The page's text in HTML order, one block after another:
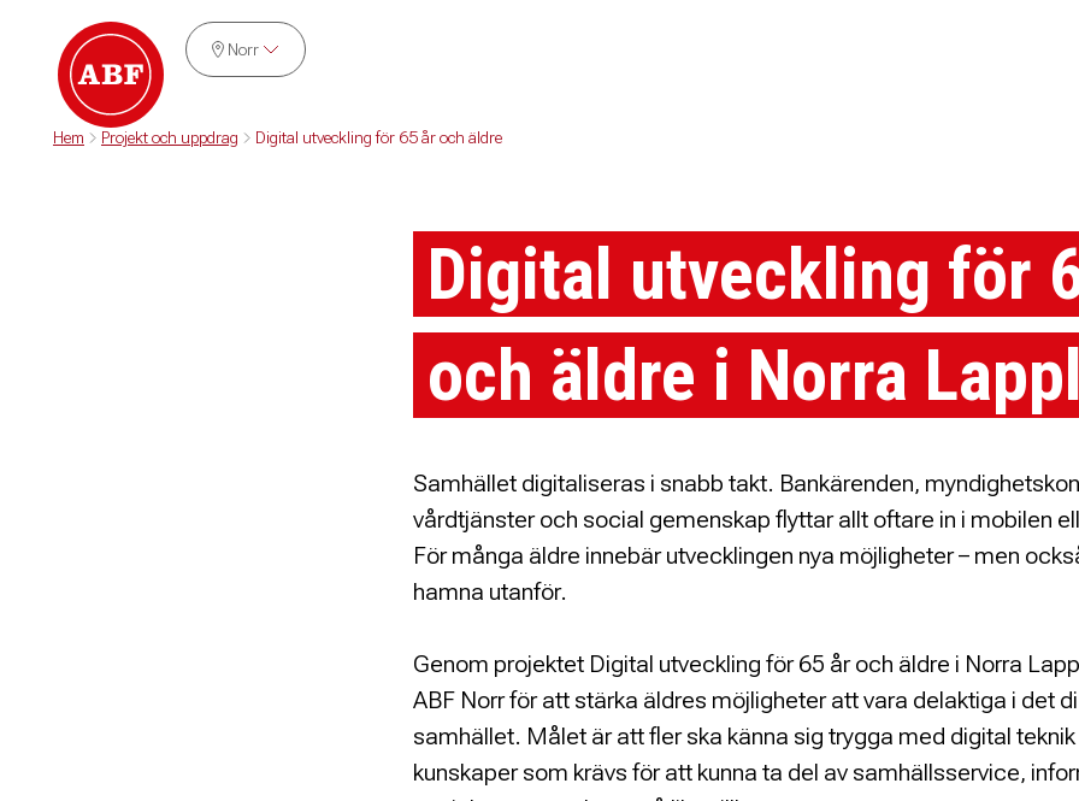
Norr
Hem Projekt och uppdrag Digital utveckling för 65 år och äldre
Digital utveckling för
och äldre i Norra
Samhället digitaliseras i snabb takt. Bankärenden,
vårdtjänster och social gemenskap flyttar allt oftare in i mobilen
För många äldre innebär utvecklingen nya möjligheter – men
hamna utanför.
Genom projektet Digital utveckling för 65 år och äldre i Norra
ABF Norr för att stärka äldres möjligheter att vara delaktiga i det
samhället. Målet är att fler ska känna sig trygga med digital
kunskaper som krävs för att kunna ta del av samhällsservice,